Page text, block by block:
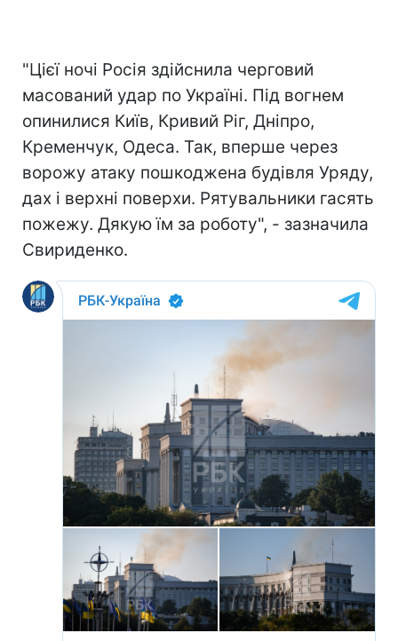
"Цієї ночі Росія здійснила черговий
масований удар по Україні. Під вогнем
опинилися Київ, Кривий Ріг, Дніпро,
Кременчук, Одеса. Так, вперше через
ворожу атаку пошкоджена будівля Уряду,
дах і верхні поверхи. Рятувальники гасять
пожежу. Дякую їм за роботу", - зазначила
Свириденко.